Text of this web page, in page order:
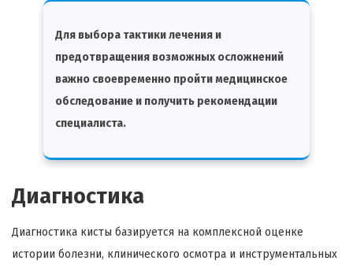
Для выбора тактики лечения и
предотвращения возможных осложнений
важно своевременно пройти медицинское
обследование и получить рекомендации
специалиста.
Диагностика
Диагностика кисты базируется на комплексной оценке
истории болезни, клинического осмотра и инструментальных